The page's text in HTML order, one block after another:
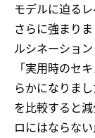
モデルに迫る
さらに強まり
ルシネーショ
「実用時のセ
らかになりま
を比較すると
ロにはならな